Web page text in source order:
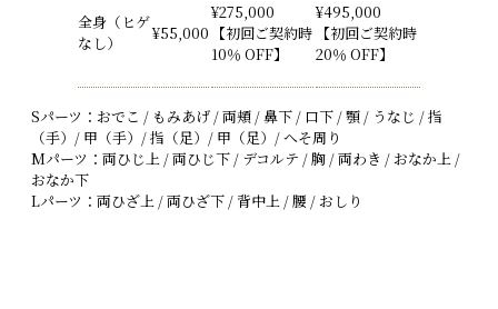
全身（ヒゲ
なし）
¥55,000
¥275,000
【初回ご契約時
10％ OFF】
¥495,000
【初回ご契約時
20％ OFF】
Sパーツ：おでこ / もみあげ / 両頬 / 鼻下 / 口下 / 顎 / うなじ / 指
（手）/ 甲（手）/ 指（足）/ 甲（足）/ へそ周り
Mパーツ：両ひじ上 / 両ひじ下 / デコルテ / 胸 / 両わき / おなか上 /
おなか下
Lパーツ：両ひざ上 / 両ひざ下 / 背中上 / 腰 / おしり